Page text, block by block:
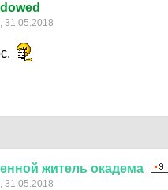
31.05.2018
житель окадема
31.05.2018